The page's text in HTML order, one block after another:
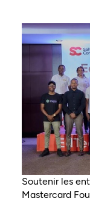
Soutenir les
Mastercard